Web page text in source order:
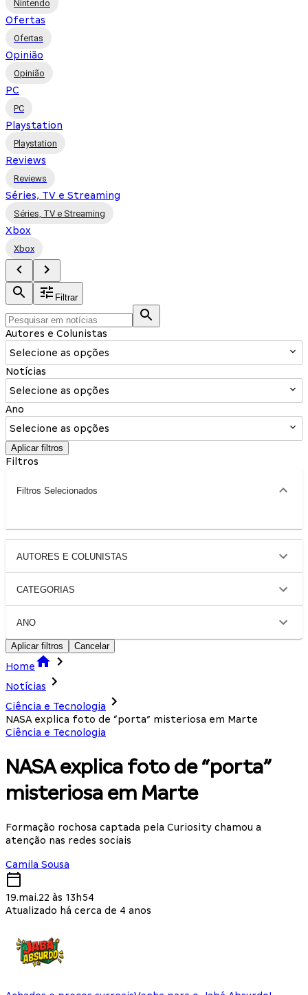
Nintendo
Ofertas
Ofertas
Opinião
Opinião
PC
PC
Playstation
Playstation
Reviews
Reviews
Séries, TV e Streaming
Séries, TV e Streaming
Xbox
Xbox
Filtrar
Autores e Colunistas
Selecione as opções
Notícias
Selecione as opções
Ano
Selecione as opções
Aplicar filtros
Filtros
Filtros Selecionados
AUTORES E COLUNISTAS
CATEGORIAS
ANO
Aplicar filtros Cancelar
Home
Notícias
Ciência e Tecnologia
NASA explica foto de “porta” misteriosa em Marte
Ciência e Tecnologia
NASA explica foto de “porta”
misteriosa em Marte
Formação rochosa captada pela Curiosity chamou a
atenção nas redes sociais
Camila Sousa
19.mai.22 às 13h54
Atualizado há cerca de 4 anos